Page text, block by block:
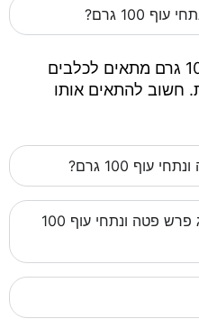
גרם?
מונג פרש פטה ונתחי עוף 100 גרם מתאים לכלבים
חשוב להתאים אותו
100 גרם?
איך מומלץ לבצע מעבר למונג פרש פטה ונתחי עוף 100